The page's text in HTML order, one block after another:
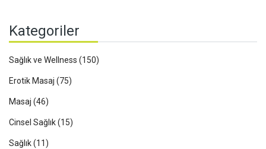
Kategoriler
Sağlık ve Wellness (150)
Erotik Masaj (75)
Masaj (46)
Cinsel Sağlık(15)
Sağlık(11)